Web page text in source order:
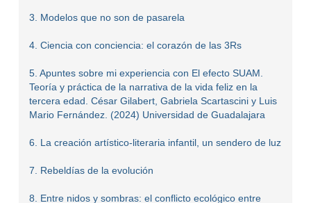
3. Modelos que no son de pasarela
4. Ciencia con conciencia: el corazón de las 3Rs
5. Apuntes sobre mi experiencia con El efecto SUAM.
Teoría y práctica de la narrativa de la vida feliz en la
tercera edad. César Gilabert, Gabriela Scartascini y Luis
Mario Fernández. (2024) Universidad de Guadalajara
6. La creación artístico-literaria infantil, un sendero de luz
7. Rebeldías de la evolución
8. Entre nidos y sombras: el conflicto ecológico entre